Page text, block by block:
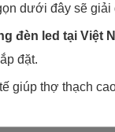
dưới đây sẽ giải
đèn led tại Việt
đặt.
giúp thợ thạch